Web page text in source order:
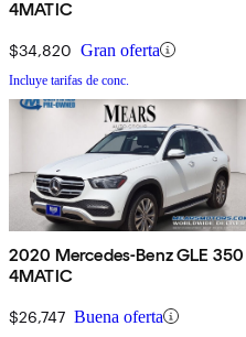
4MATIC
$34,820 Gran oferta
Incluye tarifas de conc.
2020 Mercedes-Benz GLE 350
4MATIC
$26,747 Buena oferta